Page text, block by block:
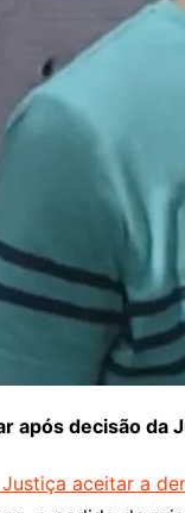
após decisão da
aceitar a